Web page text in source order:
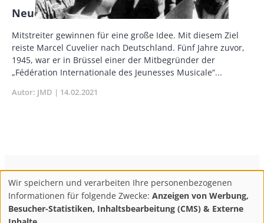
Neue Ideale und Tatkraft
Body
Mitstreiter gewinnen für eine große Idee. Mit diesem Ziel
reiste Marcel Cuvelier nach Deutschland. Fünf Jahre zuvor,
1945, war er in Brüssel einer der Mitbegründer der
„Fédération Internationale des Jeunesses Musicale“...
Autor JMD Publikationsdatum
14.02.2021
Footer
ConBrio Kulturmedienhaus AGB
Datenschutz
Impressum
Info & Kontakt
Abo kündigen / Widerruf der Bestellung
Use
of
Wir speichern und verarbeiten Ihre personenbezogenen
Informationen für folgende Zwecke: Anzeigen von Werbung,
Besucher-Statistiken, Inhaltsbearbeitung (CMS) & Externe